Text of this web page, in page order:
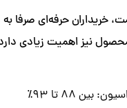
خریداران حرفه‌ای صرفا
نیز اهمیت زیادی
بین ۸۸ تا ۹۳٪